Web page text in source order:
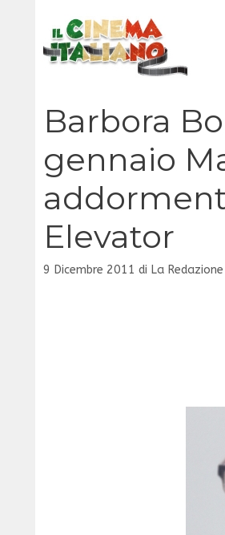
contenuto
Barbora
gennaio
Elevator
9 Dicembre 2011 di La Redazione